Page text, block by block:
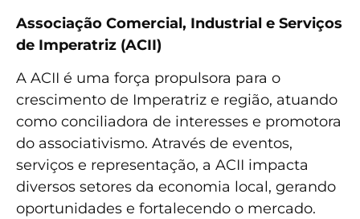
Associação Comercial, Industrial e Serviços
de Imperatriz (ACII)
A ACII é uma força propulsora para o
crescimento de Imperatriz e região, atuando
como conciliadora de interesses e promotora
do associativismo. Através de eventos,
serviços e representação, a ACII impacta
diversos setores da economia local, gerando
oportunidades e fortalecendo o mercado.